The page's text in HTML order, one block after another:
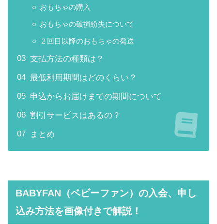
おもちゃの購入
おもちゃの破損紛失について
２回目以降のおもちゃの発送
支払方法の種類は？
最低利用期間はどのくらい？
申込からお届けまでの期間について
割引サービスはあるの？
まとめ
BABYFAN（ベビーファン）の入会、申し
込み方法を画像付きで解説！